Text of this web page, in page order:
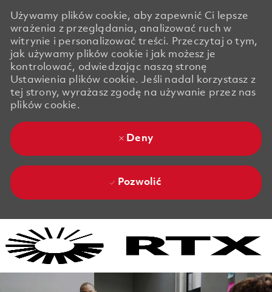
Używamy plików cookie, aby zapewnić Ci lepsze
wrażenia z przeglądania, analizować ruch w
witrynie i personalizować treści. Przeczytaj o tym,
jak używamy plików cookie i jak możesz je
kontrolować, odwiedzając naszą stronę
Ustawienia plików cookie. Jeśli nadal korzystasz z
tej strony, wyrażasz zgodę na używanie przez nas
plików cookie.
Deny
Pozwolić